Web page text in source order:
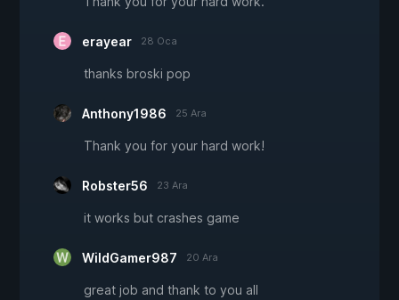
erayear 28 Oca
thanks broski pop
Anthony1986 25 Ara
Thank you for your hard work!
Robster56 23 Ara
it works but crashes game
WildGamer987 20 Ara
great job and thank to you all